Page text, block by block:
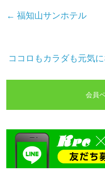
← 福知山サンホテル
ココロもカラダも元気
会員